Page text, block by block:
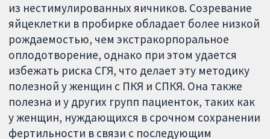
из нестимулированных яичников. Созревание
яйцеклетки в пробирке обладает более низкой
рождаемостью, чем экстракорпоральное
оплодотворение, однако при этом удается
избежать риска СГЯ, что делает эту методику
полезной у женщин с ПКЯ и СПКЯ. Она также
полезна и у других групп пациенток, таких как
у женщин, нуждающихся в срочном сохранении
фертильности в связи с последующим